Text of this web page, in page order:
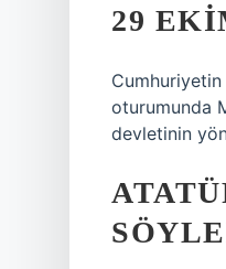
29
oturumunda
devletinin